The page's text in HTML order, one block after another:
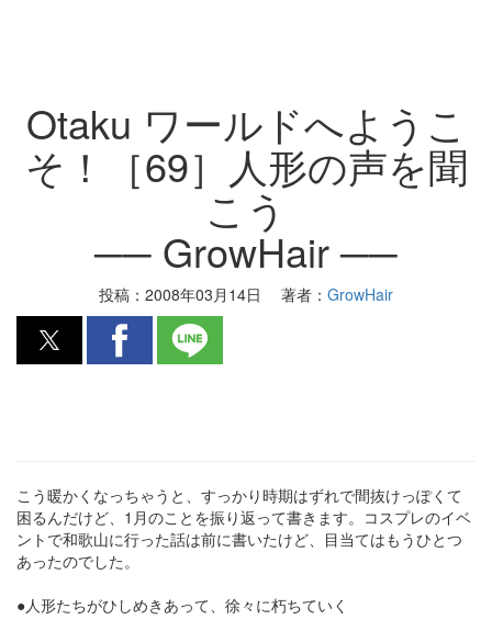
Otaku ワールドへようこ
そ！［69］人形の声を聞
こう
── GrowHair ──
投稿： 2008年03月14日 著者： GrowHair
こう暖かくなっちゃうと、すっかり時期はずれで間抜けっぽくて
困るんだけど、1月のことを振り返って書きます。コスプレのイベ
ントで和歌山に行った話は前に書いたけど、目当てはもうひとつ
あったのでした。
●人形たちがひしめきあって、徐々に朽ちていく